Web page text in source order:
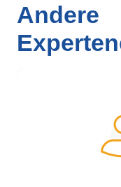
Andere